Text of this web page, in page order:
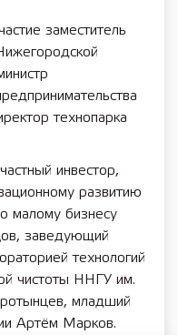
заместитель
технопарка
инвестор,
развитию
малому бизнесу
заведующий
технологий
чистоты ННГУ им.
младший
Артём Марков.